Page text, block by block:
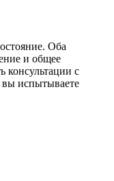
Оба
и общее
консультации с
вы испытываете